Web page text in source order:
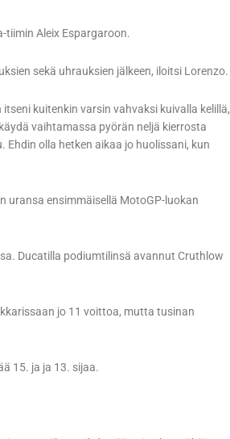
tiimin Aleix Espargaroon.
sekä uhrauksien jälkeen, iloitsi Lorenzo.
kuitenkin varsin vahvaksi kuivalla kelillä,
vaihtamassa pyörän neljä kierrosta
olla hetken aikaa jo huolissani, kun
uransa ensimmäisellä MotoGP-luokan
Ducatilla podiumtilinsä avannut Cruthlow
jo 11 voittoa, mutta tusinan
15. ja ja 13. sijaa.